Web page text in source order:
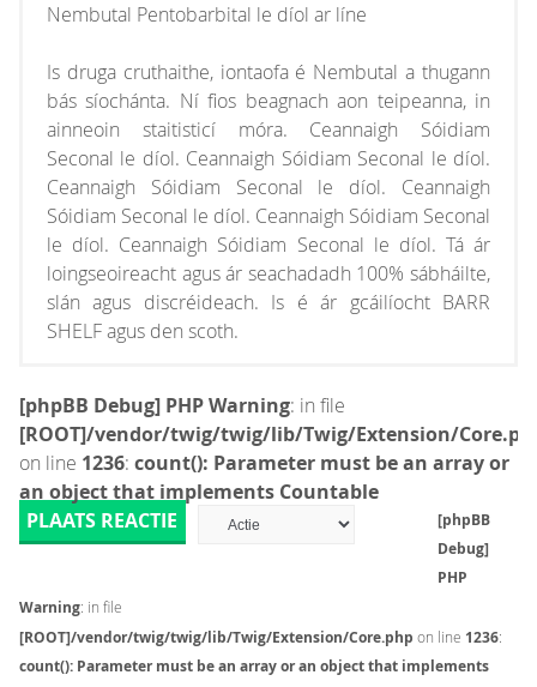
Nembutal Pentobarbital le díol ar líne
Is druga cruthaithe, iontaofa é Nembutal a thugann
bás síochánta. Ní fios beagnach aon teipeanna, in
ainneoin staitisticí móra. Ceannaigh Sóidiam
Seconal le díol. Ceannaigh Sóidiam Seconal le díol.
Ceannaigh Sóidiam Seconal le díol. Ceannaigh
Sóidiam Seconal le díol. Ceannaigh Sóidiam Seconal
le díol. Ceannaigh Sóidiam Seconal le díol. Tá ár
loingseoireacht agus ár seachadadh 100% sábháilte,
slán agus discréideach. Is é ár gcáilíocht BARR
SHELF agus den scoth.
[phpBB Debug] PHP Warning: in file
[ROOT]/vendor/twig/twig/lib/Twig/Extension/
on line 1236: count(): Parameter must be an array or
an object that implements Countable
PLAATS REACTIE
[phpBB
Debug]
PHP
Warning: in file
[ROOT]/vendor/twig/twig/lib/Twig/Extension/Core.php on line 1236:
count(): Parameter must be an array or an object that implements